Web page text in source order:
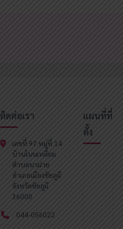
ติดต่อเรา
เลขที่ 97 หมู่ที่ 14
บ้านโนนเหลี่ยม
ตำบลนาฝาย
อำเภอเมืองชัยภูมิ
จังหวัดชัยภูมิ
36000
044-056022
แผนที่ที่
ตั้ง